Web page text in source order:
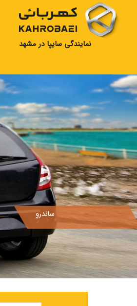
نمایندگی سایپا در مشهد
ساندرو